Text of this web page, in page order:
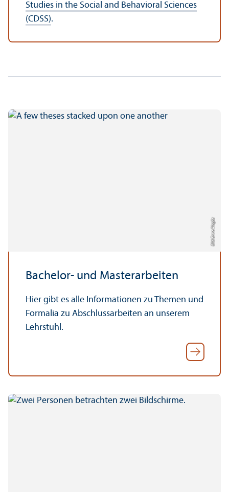
Studies in the Social and Behavioral Sciences
(CDSS).
Bild: Emre Alagöz
Bachelor- und Master­arbeiten
Hier gibt es alle Informationen zu Themen und
Formalia zu Abschlussarbeiten an unserem
Lehr­stuhl.